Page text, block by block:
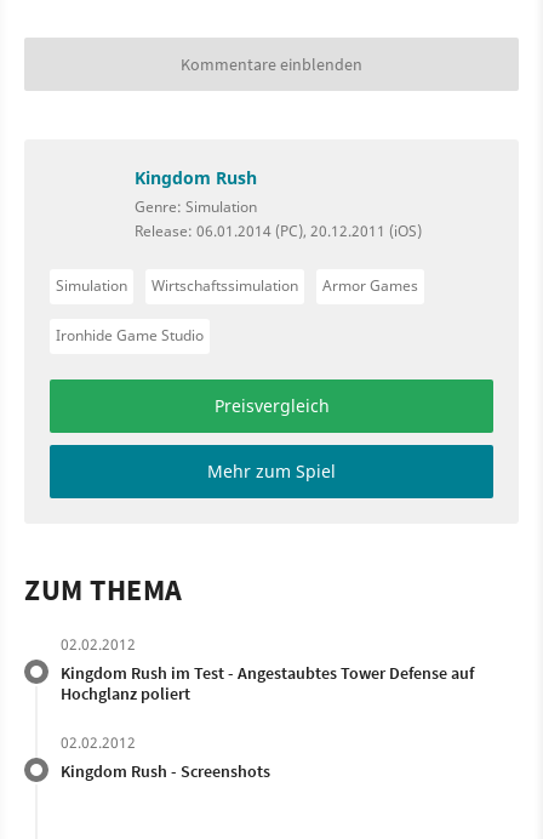
Kommentare einblenden
Kingdom Rush
Genre: Simulation
Release: 06.01.2014 (PC), 20.12.2011 (iOS)
Simulation Wirtschaftssimulation Armor Games
Ironhide Game Studio
Preisvergleich
Mehr zum Spiel
ZUM THEMA
02.02.2012
Kingdom Rush im Test - Angestaubtes Tower Defense auf
Hochglanz poliert
02.02.2012
Kingdom Rush - Screenshots